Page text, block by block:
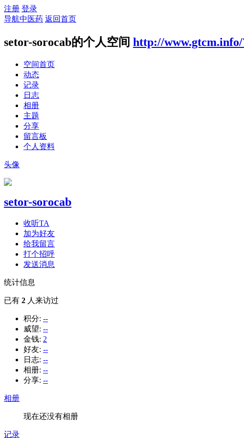
注册 登录
导航中医药 返回首页
setor-sorocab的个人空间 http://www.gtcm.info/
空间首页
动态
记录
日志
相册
主题
分享
留言板
个人资料
头像
setor-sorocab
收听TA
加为好友
给我留言
打个招呼
发送消息
统计信息
已有 2 人来访过
积分: --
威望: --
金钱: 2
好友: --
日志: --
相册: --
分享: --
相册
现在还没有相册
记录